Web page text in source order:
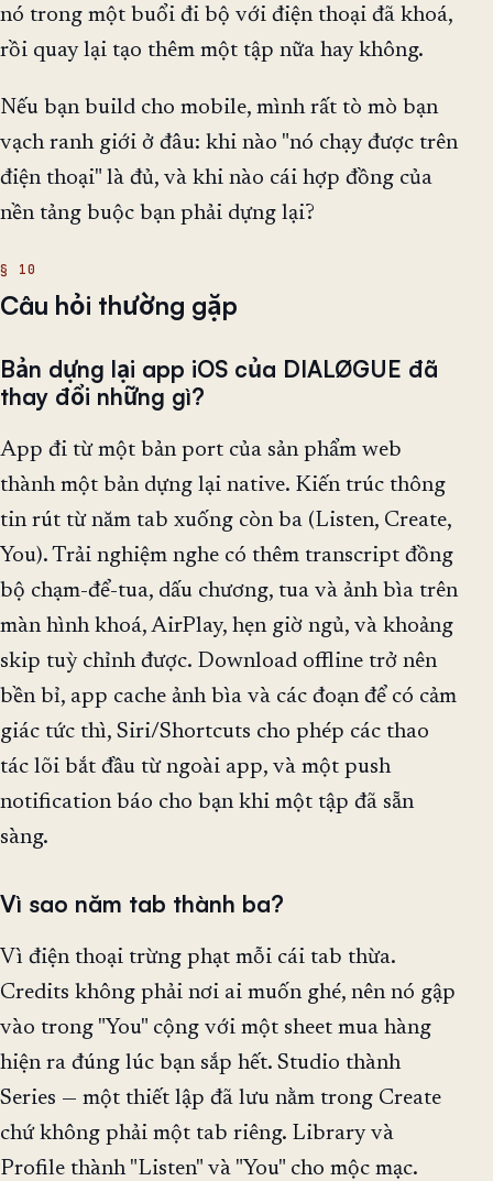
nó trong một buổi đi bộ với điện thoại đã khoá,
rồi quay lại tạo thêm một tập nữa hay không.
Nếu bạn build cho mobile, mình rất tò mò bạn
vạch ranh giới ở đâu: khi nào "nó chạy được trên
điện thoại" là đủ, và khi nào cái hợp đồng của
nền tảng buộc bạn phải dựng lại?
Câu hỏi thường gặp
Bản dựng lại app iOS của DIALØGUE đã
thay đổi những gì?
App đi từ một bản port của sản phẩm web
thành một bản dựng lại native. Kiến trúc thông
tin rút từ năm tab xuống còn ba (Listen, Create,
You). Trải nghiệm nghe có thêm transcript đồng
bộ chạm-để-tua, dấu chương, tua và ảnh bìa trên
màn hình khoá, AirPlay, hẹn giờ ngủ, và khoảng
skip tuỳ chỉnh được. Download offline trở nên
bền bỉ, app cache ảnh bìa và các đoạn để có cảm
giác tức thì, Siri/Shortcuts cho phép các thao
tác lõi bắt đầu từ ngoài app, và một push
notification báo cho bạn khi một tập đã sẵn
sàng.
Vì sao năm tab thành ba?
Vì điện thoại trừng phạt mỗi cái tab thừa.
Credits không phải nơi ai muốn ghé, nên nó gập
vào trong "You" cộng với một sheet mua hàng
hiện ra đúng lúc bạn sắp hết. Studio thành
Series — một thiết lập đã lưu nằm trong Create
chứ không phải một tab riêng. Library và
Profile thành "Listen" và "You" cho mộc mạc.